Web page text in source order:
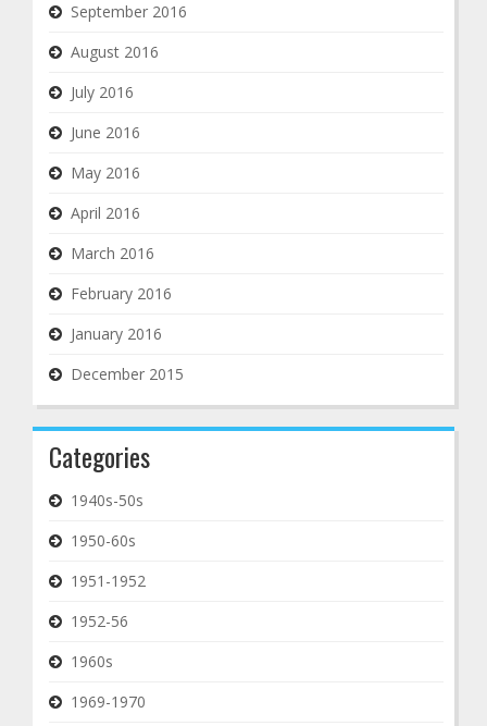
September 2016
August 2016
July 2016
June 2016
May 2016
April 2016
March 2016
February 2016
January 2016
December 2015
Categories
1940s-50s
1950-60s
1951-1952
1952-56
1960s
1969-1970